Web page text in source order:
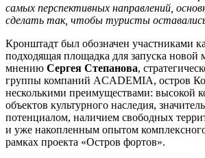
самых перспективных направлений,
сделать так, чтобы туристы оставались
Кронштадт был обозначен участниками
подходящая площадка для запуска новой
мнению Сергея Степанова,
группы компаний ACADEMIA, остров
несколькими преимуществами: высокой
объектов культурного наследия,
потенциалом, наличием свободных
и уже накопленным опытом
рамках проекта «Остров фортов».